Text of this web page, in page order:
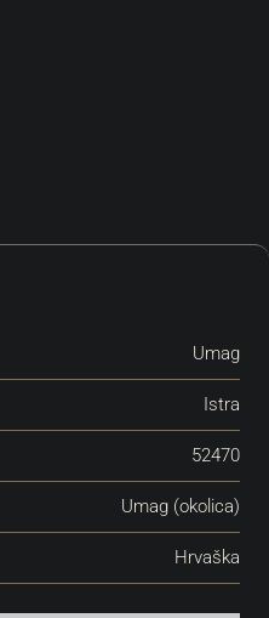
Umag
Istra
52470
Umag (okolica)
Hrvaška